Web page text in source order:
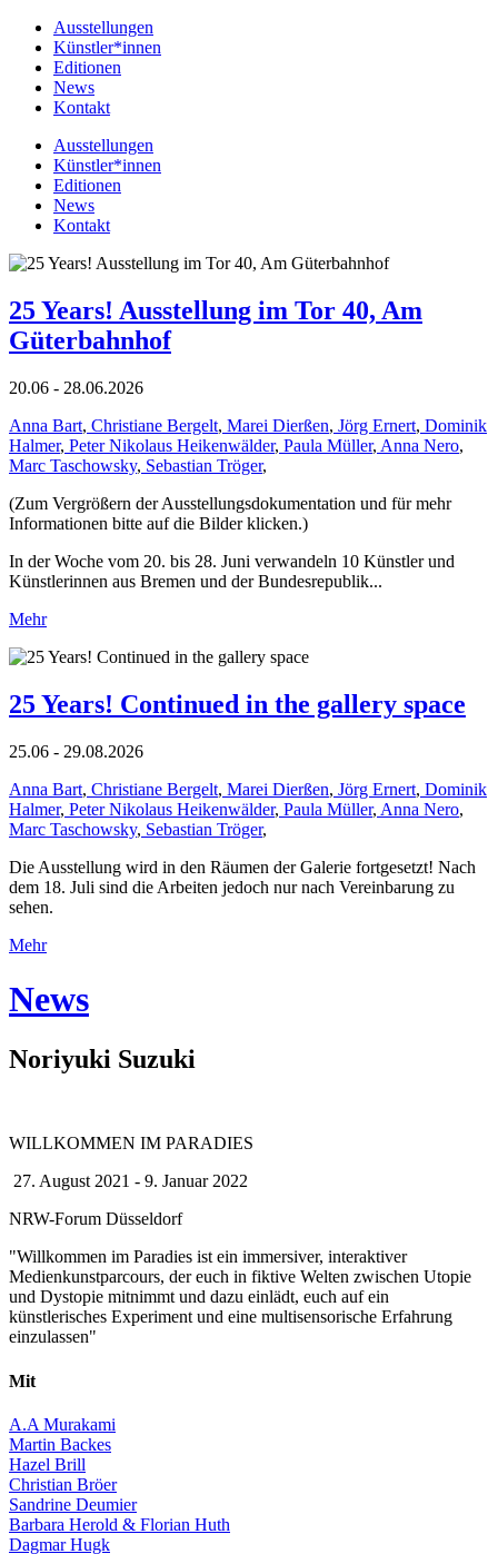
Ausstellungen
Künstler*innen
Editionen
News
Kontakt
Ausstellungen
Künstler*innen
Editionen
News
Kontakt
25 Years! Ausstellung im Tor 40, Am
Güterbahnhof
20.06 - 28.06.2026
Anna Bart, Christiane Bergelt, Marei Dierßen, Jörg Ernert, Dominik
Halmer, Peter Nikolaus Heikenwälder, Paula Müller, Anna Nero,
Marc Taschowsky, Sebastian Tröger,
(Zum Vergrößern der Ausstellungsdokumentation und für mehr
Informationen bitte auf die Bilder klicken.)
In der Woche vom 20. bis 28. Juni verwandeln 10 Künstler und
Künstlerinnen aus Bremen und der Bundesrepublik...
Mehr
25 Years! Continued in the gallery space
25.06 - 29.08.2026
Anna Bart, Christiane Bergelt, Marei Dierßen, Jörg Ernert, Dominik
Halmer, Peter Nikolaus Heikenwälder, Paula Müller, Anna Nero,
Marc Taschowsky, Sebastian Tröger,
Die Ausstellung wird in den Räumen der Galerie fortgesetzt! Nach
dem 18. Juli sind die Arbeiten jedoch nur nach Vereinbarung zu
sehen.
Mehr
News
Noriyuki Suzuki
WILLKOMMEN IM PARADIES
27. August 2021 - 9. Januar 2022
NRW-Forum Düsseldorf
"Willkommen im Paradies ist ein immersiver, interaktiver
Medienkunstparcours, der euch in fiktive Welten zwischen Utopie
und Dystopie mitnimmt und dazu einlädt, euch auf ein
künstlerisches Experiment und eine multisensorische Erfahrung
einzulassen"
Mit
A.A Murakami
Martin Backes
Hazel Brill
Christian Bröer
Sandrine Deumier
Barbara Herold & Florian Huth
Dagmar Hugk